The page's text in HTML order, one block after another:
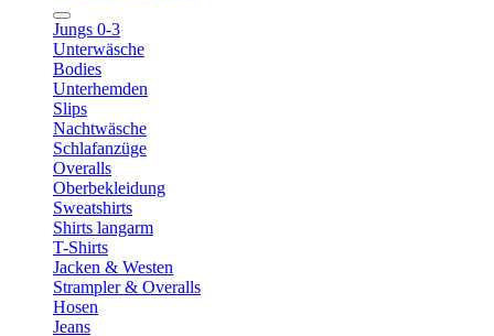
Jungs 0-3
Unterwäsche
Bodies
Unterhemden
Slips
Nachtwäsche
Schlafanzüge
Overalls
Oberbekleidung
Sweatshirts
Shirts langarm
T-Shirts
Jacken & Westen
Strampler & Overalls
Hosen
Jeans